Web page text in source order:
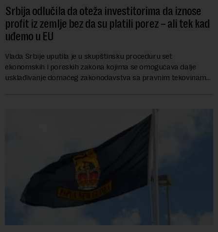
Srbija odlučila da oteža investitorima da iznose
profit iz zemlje bez da su platili porez – ali tek kad
uđemo u EU
Vlada Srbije uputila je u skupštinsku proceduru set
ekonomskih i poreskih zakona kojima se omogućava dalje
usklađivanje domaćeg zakonodavstva sa pravnim tekovinama